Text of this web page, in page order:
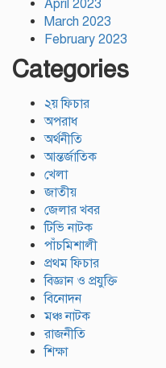
April 2023
March 2023
February 2023
Categories
২য় ফিচার
অপরাধ
অর্থনীতি
আন্তর্জাতিক
খেলা
জাতীয়
জেলার খবর
টিভি নাটক
পাঁচমিশালী
প্রথম ফিচার
বিজ্ঞান ও প্রযুক্তি
বিনোদন
মঞ্চ নাটক
রাজনীতি
শিক্ষা